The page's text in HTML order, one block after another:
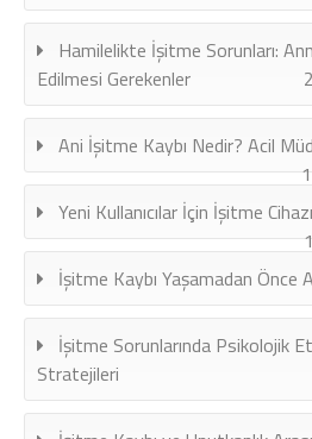
Hamilelikte İşitme Sorunları:
Edilmesi Gerekenler
Ani İşitme Kaybı Nedir? Acil
Yeni Kullanıcılar İçin İşitme
İşitme Kaybı Yaşamadan Önce
İşitme Sorunlarında Psikolojik
Stratejileri